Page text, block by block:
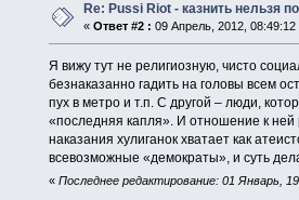
Re: Pussi Riot - казнить нельзя
«Ответ #2 : 09 Апрель, 2012, 08:49:12
Я вижу тут не религиозную, чисто
безнаказанно гадить на головы всем
пух в метро и т.п. С другой – люди,
«последняя капля». И отношение к ней
наказания хулиганок хватает как
всевозможные «демократы», и суть
«Последнее редактирование: 01 Январь,